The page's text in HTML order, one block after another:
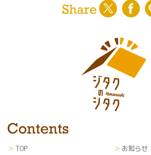
TOP
お知らせ